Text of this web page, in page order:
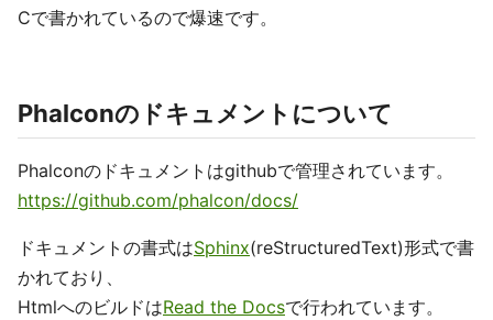
Cで書かれているので爆速です。
Phalconのドキュメントについて
Phalconのドキュメントはgithubで管理されています。
https://github.com/phalcon/docs/
ドキュメントの書式はSphinx(reStructuredText)形式で書
かれており、
HtmlへのビルドはRead the Docsで行われています。